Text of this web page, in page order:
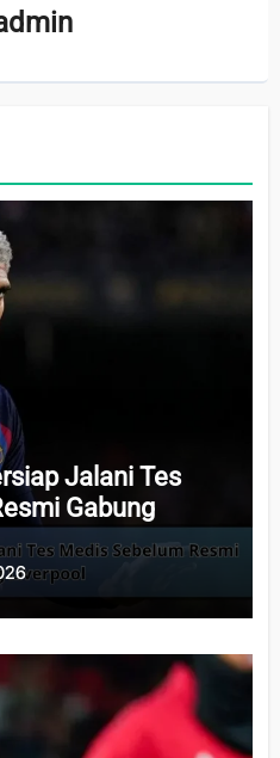
Jalani Tes
Gabung